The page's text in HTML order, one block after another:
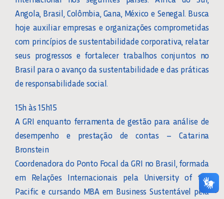
Angola, Brasil, Colômbia, Gana, México e Senegal. Busca
hoje auxiliar empresas e organizações comprometidas
com princípios de sustentabilidade corporativa, relatar
seus progressos e fortalecer trabalhos conjuntos no
Brasil para o avanço da sustentabilidade e das práticas
de responsabilidade social.
15h às 15h15
A GRI enquanto ferramenta de gestão para análise de
desempenho e prestação de contas – Catarina
Bronstein
Coordenadora do Ponto Focal da GRI no Brasil, formada
em Relações Internacionais pela University of the
Pacific e cursando MBA em Business Sustentável pela